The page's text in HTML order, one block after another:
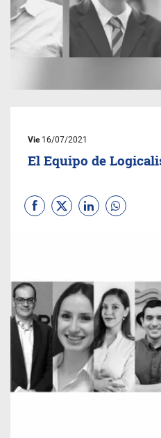
Vie16/07/2021
El Equipo de